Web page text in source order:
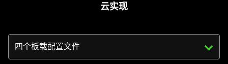
云实现
Triggering
the